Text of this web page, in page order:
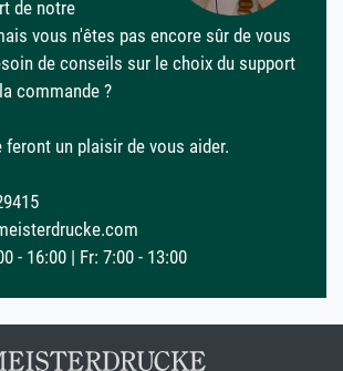
de notre
vous n'êtes pas encore sûr de vous
de conseils sur le choix du support
commande ?
feront un plaisir de vous aider.
- 16:00 | Fr: 7:00 - 13:00